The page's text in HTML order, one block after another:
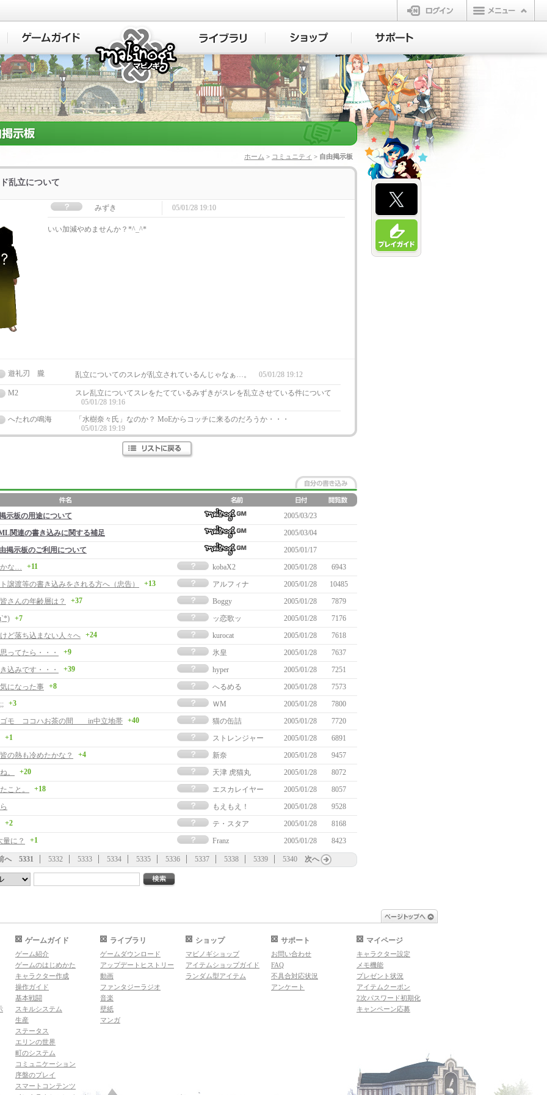
ログイン
マビノギ
ホーム > コミュニティ > 自由掲示板
乱立について
みずき 05/01/28 19:10
いい加減やめませんか？*^_^*
遊礼刃 朧 乱立についてのスレが乱立されているんじゃなぁ…。 05/01/28 19:12
M2
スレ乱立についてスレをたてているみずきがスレを乱立させている件について
05/01/28 19:16
へたれの鳴海
「水樹奈々氏」なのか？ MoEからコッチに来るのだろうか・・・
05/01/28 19:19
示板の用途について
2005/03/23
関連の書き込みに関する補足
2005/03/04
掲示板のご利用について
2005/01/17
かな…
+11 kobaX2 2005/01/28
6943
譲渡等の書き込みをされる方へ（忠告）
+13 アルフィナ 2005/01/28
10485
さんの年齢層は？
+37 Boggy 2005/01/28
7879
+7 ッ恋歌ッ 2005/01/28
7176
ど落ち込まない人々へ +24 kurocat 2005/01/28
7618
ってたら・・・
+9 氷皇 2005/01/28
7637
込みです・・・
+39 hyper 2005/01/28
7251
になった事 +8 へるめる 2005/01/28
7573
+3 ＷM 2005/01/28
7800
ゴモ ココハお茶の間 in中立地帯 +40 猫の缶詰 2005/01/28
7720
+1
ストレンジャー 2005/01/28
6891
の熱も冷めたかな？
+4 新奈 2005/01/28
9457
。
+20 天津 虎猫丸 2005/01/28
8072
こと。
+18 エスカレイヤー 2005/01/28
8057
もえもえ！ 2005/01/28
9528
+2
テ・スタア 2005/01/28
8168
量に？
+1 Franz 2005/01/28 8423
へ 5331 5332 5333 5334 5335 5336 5337 5338 5339 5340 次へ
ゲームガイド
ゲーム紹介
ゲームのはじめかた
キャラクター作成
操作ガイド
基本戦闘
スキルシステム
生産
ステータス
エリンの世界
町のシステム
コミュニケーション
序盤のプレイ
スマートコンテンツ
ライブラリ
ゲームダウンロード
アップデートヒストリー
動画
ファンタジーラジオ
音楽
壁紙
マンガ
ショップ
マビノギショップ
アイテムショップガイド
ランダム型アイテム
サポート
お問い合わせ
FAQ
不具合対応状況
アンケート
マイページ
キャラクター設定
メモ機能
プレゼント状況
アイテムクーポン
2次パスワード初期化
キャンペーン応募